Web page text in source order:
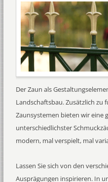
Der Zaun als
Landschaftsbau. Zusätzlich zu
Zaunsystemen bieten wir eine
unterschiedlichster
modern, mal verspielt, mal
Lassen Sie sich von den
Ausprägungen inspirieren. In